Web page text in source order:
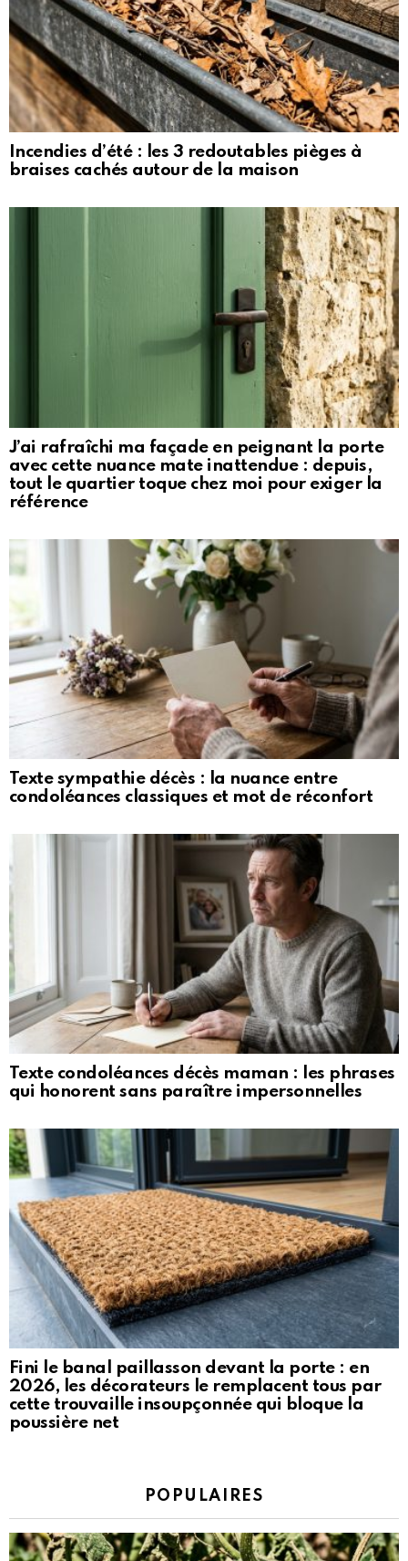
Incendies d’été : les 3 redoutables pièges à
braises cachés autour de la maison
J’ai rafraîchi ma façade en peignant la porte
avec cette nuance mate inattendue : depuis,
tout le quartier toque chez moi pour exiger la
référence
Texte sympathie décès : la nuance entre
condoléances classiques et mot de réconfort
Texte condoléances décès maman : les phrases
qui honorent sans paraître impersonnelles
Fini le banal paillasson devant la porte : en
2026, les décorateurs le remplacent tous par
cette trouvaille insoupçonnée qui bloque la
poussière net
POPULAIRES